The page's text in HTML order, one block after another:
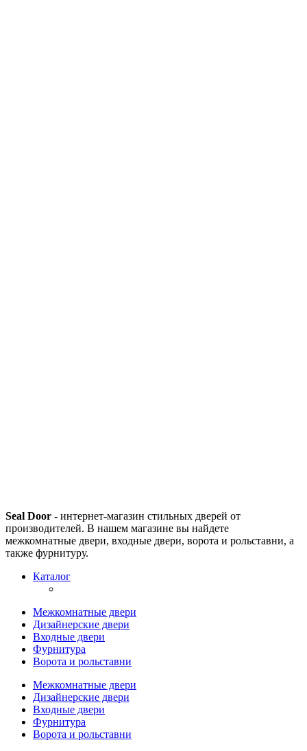
Seal Door - интернет-магазин стильных дверей от
производителей. В нашем магазине вы найдете
межкомнатные двери, входные двери, ворота и рольставни, а
также фурнитуру.
Каталог
Межкомнатные двери
Дизайнерские двери
Входные двери
Фурнитура
Ворота и рольставни
Межкомнатные двери
Дизайнерские двери
Входные двери
Фурнитура
Ворота и рольставни